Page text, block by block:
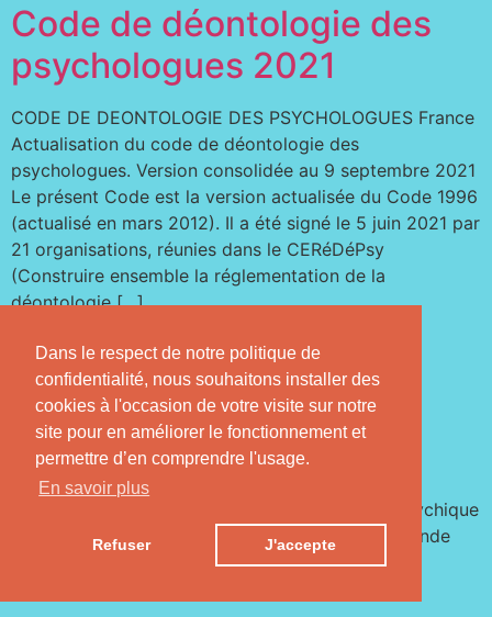
Dans le respect de notre politique de
confidentialité, nous souhaitons installer des
cookies à l'occasion de votre visite sur notre
site pour en améliorer le fonctionnement et
permettre d’en comprendre l'usage.
En savoir plus
Refuser J'accepte
Code de déontologie des
psychologues 2021
CODE DE DEONTOLOGIE DES PSYCHOLOGUES France
Actualisation du code de déontologie des
psychologues. Version consolidée au 9 septembre 2021
Le présent Code est la version actualisée du Code 1996
(actualisé en mars 2012). Il a été signé le 5 juin 2021 par
21 organisations, réunies dans le CERéDéPsy
(Construire ensemble la réglementation de la
déontologie […]
Le respect de la personne dans sa dimension psychique
est un droit inaliénable. Sa reconnaissance fonde
l’action des psychologues.